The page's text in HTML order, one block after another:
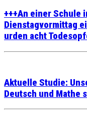
+++An einer Schule
Dienstagvormittag
urden acht
Aktuelle Studie:
Deutsch und Mathe